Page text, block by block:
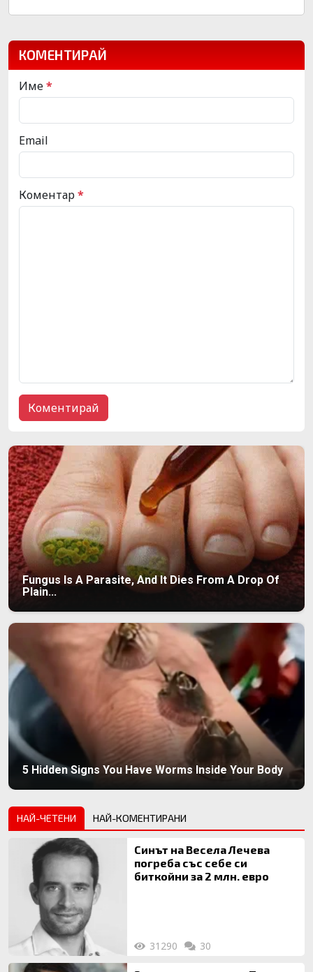
КОМЕНТИРАЙ
Име*
Email
Коментар*
Fungus Is A Parasite, And It Dies From A Drop Of
Plain...
5 Hidden Signs You Have Worms Inside Your Body
НАЙ-ЧЕТЕНИ НАЙ-КОМЕНТИРАНИ
Синът на Весела Лечева
погреба със себе си
биткойни за 2 млн. евро
31290 30